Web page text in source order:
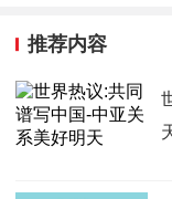
推荐内容